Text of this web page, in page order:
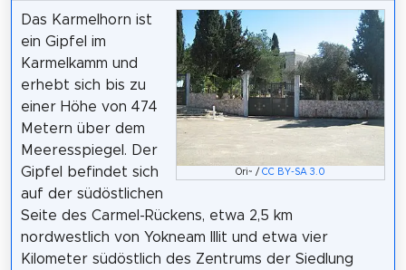
Ori~ /CC BY-SA 3.0
Das Karmelhorn ist
ein Gipfel im
Karmelkamm und
erhebt sich bis zu
einer Höhe von 474
Metern über dem
Meeresspiegel. Der
Gipfel befindet sich
auf der südöstlichen
Seite des Carmel-Rückens, etwa 2,5 km
nordwestlich von Yokneam Illit und etwa vier
Kilometer südöstlich des Zentrums der Siedlung